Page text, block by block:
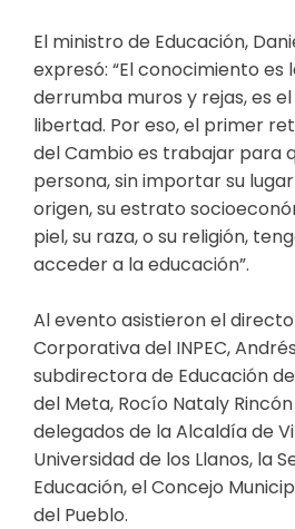
El ministro de Educación,
expresó: “El conocimiento es
derrumba muros y rejas, es
libertad. Por eso, el primer
del Cambio es trabajar para
persona, sin importar su
origen, su estrato
piel, su raza, o su religión,
acceder a la educación”.
Al evento asistieron el
Corporativa del INPEC,
subdirectora de Educación
del Meta, Rocío Nataly
delegados de la Alcaldía de
Universidad de los Llanos, la
Educación, el Concejo
del Pueblo.